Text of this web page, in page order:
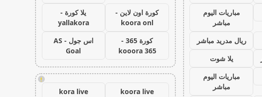
مباريات اليوم
مباشر
ريال مدريد مباشر
يلا شوت
مباريات اليوم
مباشر
كورة اون لاين -
koora onl
يلا كورة -
yallakora
كورة 365 -
kooora 365
اس جول - AS
Goal
!
koora live
kora live